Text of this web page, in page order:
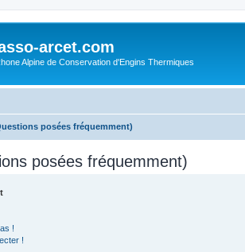
arcet.com
Alpine de Conservation d'Engins Thermiques
posées fréquemment)
posées fréquemment)
!
!